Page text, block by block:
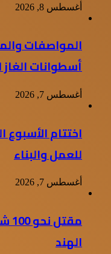
أغسطس 8, 2026
المواصفات
أسطوانات الغاز
أغسطس 7, 2026
اختتام
للعمل والبناء
أغسطس 7, 2026
الهند